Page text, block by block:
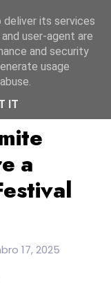
a
17, 2025
its services
user-agent are
and security
usage
IT